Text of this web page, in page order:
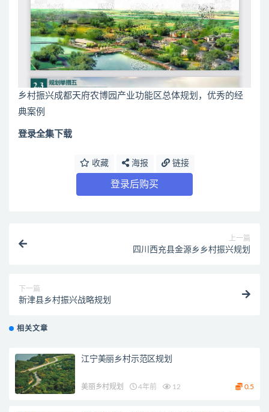
乡村振兴成都天府农博园产业功能区总体规划，优秀的经
典案例
登录全集下载
收藏 海报 链接
登录后购买
上一篇
四川西充县金源乡乡村振兴规划
下一篇
新津县乡村振兴战略规划
相关文章
江宁美丽乡村示范区规划
美丽乡村规划 4年前 12 0.5